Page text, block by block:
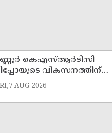
കെഎസ്ആർടിസി
വികസനത്തിന്
പ്ലാൻ തയ്യാറാക്കി
എൽ എ
AUG 2026